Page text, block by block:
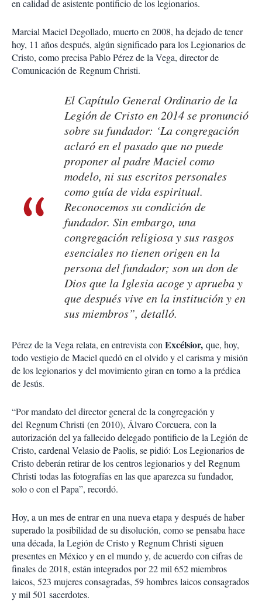
en calidad de asistente pontificio de los legionarios.
Marcial Maciel Degollado, muerto en 2008, ha dejado de tener
hoy, 11 años después, algún significado para los Legionarios de
Cristo, como precisa Pablo Pérez de la Vega, director de
Comunicación de Regnum Christi.
El Capítulo General Ordinario de la
Legión de Cristo en 2014 se pronunció
sobre su fundador: ‘La congregación
aclaró en el pasado que no puede
proponer al padre Maciel como
modelo, ni sus escritos personales
como guía de vida espiritual.
Reconocemos su condición de
fundador. Sin embargo, una
congregación religiosa y sus rasgos
esenciales no tienen origen en la
persona del fundador; son un don de
Dios que la Iglesia acoge y aprueba y
que después vive en la institución y en
sus miembros”, detalló.
Pérez de la Vega relata, en entrevista conExcélsior, que, hoy,
todo vestigio de Maciel quedó en el olvido y el carisma y misión
de los legionarios y del movimiento giran en torno a la prédica
de Jesús.
“Por mandato del director general de la congregación y
del Regnum Christi (en 2010), Álvaro Corcuera, con la
autorización del ya fallecido delegado pontificio de la Legión de
Cristo, cardenal Velasio de Paolis, se pidió: Los Legionarios de
Cristo deberán retirar de los centros legionarios y del Regnum
Christi todas las fotografías en las que aparezca su fundador,
solo o con el Papa”, recordó.
Hoy, a un mes de entrar en una nueva etapa y después de haber
superado la posibilidad de su disolución, como se pensaba hace
una década, la Legión de Cristo y Regnum Christi siguen
presentes en México y en el mundo y, de acuerdo con cifras de
finales de 2018, están integrados por 22 mil 652 miembros
laicos, 523 mujeres consagradas, 59 hombres laicos consagrados
y mil 501 sacerdotes.